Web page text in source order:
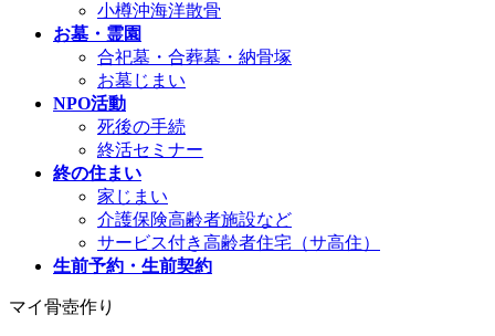
小樽沖海洋散骨
お墓・霊園
合祀墓・合葬墓・納骨塚
お墓じまい
NPO活動
死後の手続
終活セミナー
終の住まい
家じまい
介護保険高齢者施設など
サービス付き高齢者住宅（サ高住）
生前予約・生前契約
マイ骨壺作り